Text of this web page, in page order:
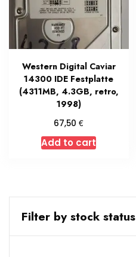
Western Digital Caviar
14300 IDE Festplatte
(4311MB, 4.3GB, retro,
1998)
67,50€
Add to cart
Filter by stock status